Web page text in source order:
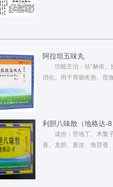
阿拉坦五味丸
功能主治：祛“赫依、
消化。用于胃肠炙热、宿
利胆八味散（地格达-8
成份：苦地丁、木鳖
香、龙胆、黄连、角茴香